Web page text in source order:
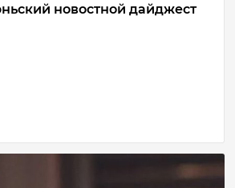
новостной дайджест